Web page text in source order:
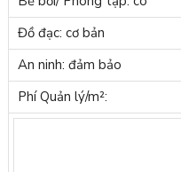
Đồ đạc: cơ bản
An ninh: đảm bảo
Phí Quản lý/m²: